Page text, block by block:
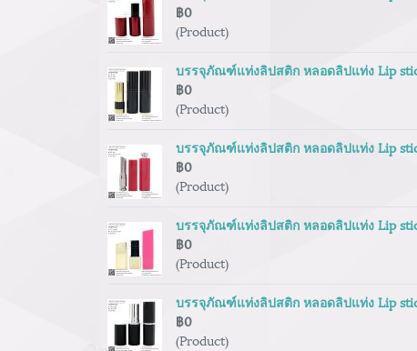
฿0
(Product)
บรรจุภัณฑ์แท่งลิปสติก หลอดลิปแท่ง Lip
฿0
(Product)
บรรจุภัณฑ์แท่งลิปสติก หลอดลิปแท่ง Lip
฿0
(Product)
บรรจุภัณฑ์แท่งลิปสติก หลอดลิปแท่ง Lip
฿0
(Product)
บรรจุภัณฑ์แท่งลิปสติก หลอดลิปแท่ง Lip
฿0
(Product)